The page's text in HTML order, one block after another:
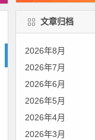
文章归档
2026年8月
2026年7月
2026年6月
2026年5月
2026年4月
2026年3月